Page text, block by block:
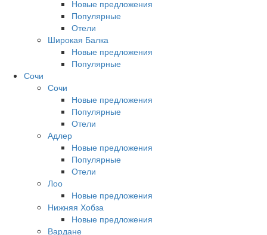
Новые предложения
Популярные
Отели
Широкая Балка
Новые предложения
Популярные
Сочи
Сочи
Новые предложения
Популярные
Отели
Адлер
Новые предложения
Популярные
Отели
Лоо
Новые предложения
Нижняя Хобза
Новые предложения
Вардане